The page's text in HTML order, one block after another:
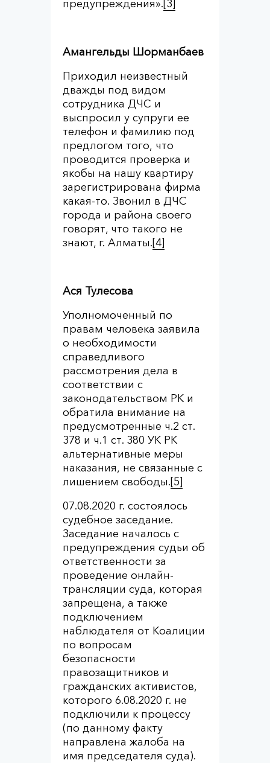
предупреждения». [3]
Амангельды Шорманбаев
Приходил неизвестный
дважды под видом
сотрудника ДЧС и
выспросил у супруги ее
телефон и фамилию под
предлогом того, что
проводится проверка и
якобы на нашу квартиру
зарегистрирована фирма
какая-то. Звонил в ДЧС
города и района своего
говорят, что такого не
знают, г. Алматы.[4]
Ася Тулесова
Уполномоченный по
правам человека заявила
о необходимости
справедливого
рассмотрения дела в
соответствии с
законодательством РК и
обратила внимание на
предусмотренные ч.2 ст.
378 и ч.1 ст. 380 УК РК
альтернативные меры
наказания, не связанные с
лишением свободы.[5]
07.08.2020 г. состоялось
судебное заседание.
Заседание началось с
предупреждения судьи об
ответственности за
проведение онлайн-
трансляции суда, которая
запрещена, а также
подключением
наблюдателя от Коалиции
по вопросам
безопасности
правозащитников и
гражданских активистов,
которого 6.08.2020 г. не
подключили к процессу
(по данному факту
направлена жалоба на
имя председателя суда).